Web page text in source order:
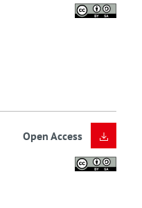
Open Access